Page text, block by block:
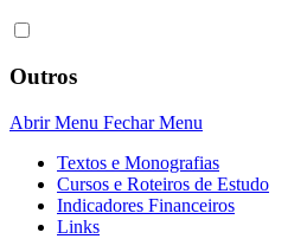
Outros
Abrir Menu Fechar Menu
Textos e Monografias
Cursos e Roteiros de Estudo
Indicadores Financeiros
Links